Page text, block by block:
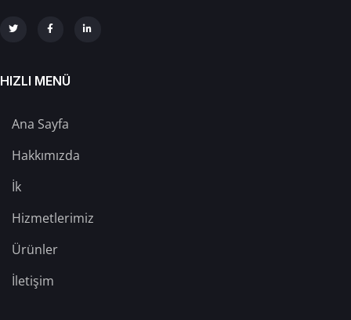
HIZLI MENÜ
Ana Sayfa
Hakkımızda
İk
Hizmetlerimiz
Ürünler
İletişim